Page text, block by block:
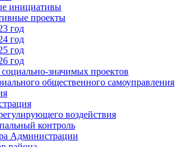
инициативы
проекты
год
год
год
год
значимых проектов
общественного самоуправления
воздействия
контроль
Администрации